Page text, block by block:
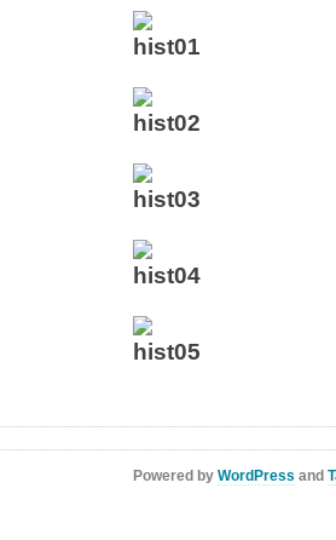
Powered by WordPress and